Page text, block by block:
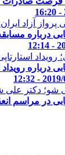
درباره
درباره
2019/07/
در مراسم